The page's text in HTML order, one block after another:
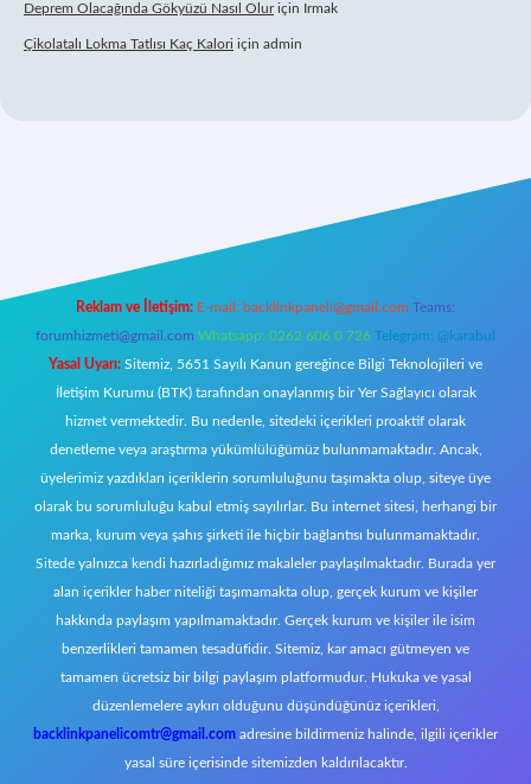
Deprem Olacağında Gökyüzü Nasıl Oluriçin Irmak
Çikolatalı Lokma Tatlısı Kaç Kalori için admin
Reklam ve İletişim: E-mail: backlinkpaneli@gmail.com Teams:
forumhizmeti@gmail.com Whatsapp: 0262 606 0 726 Telegram: @karabul
Yasal Uyarı: Sitemiz, 5651 Sayılı Kanun gereğince Bilgi Teknolojileri ve
İletişim Kurumu (BTK) tarafından onaylanmış bir Yer Sağlayıcı olarak
hizmet vermektedir. Bu nedenle, sitedeki içerikleri proaktif olarak
denetleme veya araştırma yükümlülüğümüz bulunmamaktadır. Ancak,
üyelerimiz yazdıkları içeriklerin sorumluluğunu taşımakta olup, siteye üye
olarak bu sorumluluğu kabul etmiş sayılırlar. Bu internet sitesi, herhangi bir
marka, kurum veya şahıs şirketi ile hiçbir bağlantısı bulunmamaktadır.
Sitede yalnızca kendi hazırladığımız makaleler paylaşılmaktadır. Burada yer
alan içerikler haber niteliği taşımamakta olup, gerçek kurum ve kişiler
hakkında paylaşım yapılmamaktadır. Gerçek kurum ve kişiler ile isim
benzerlikleri tamamen tesadüfidir. Sitemiz, kar amacı gütmeyen ve
tamamen ücretsiz bir bilgi paylaşım platformudur. Hukuka ve yasal
düzenlemelere aykırı olduğunu düşündüğünüz içerikleri,
backlinkpanelicomtr@gmail.com adresine bildirmeniz halinde, ilgili içerikler
yasal süre içerisinde sitemizden kaldırılacaktır.